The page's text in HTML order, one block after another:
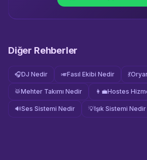
Diğer Rehberler
🎧DJ Nedir 🎺Fasıl Ekibi Nedir 💃
🥁Mehter Takımı Nedir 👩‍💼Hostes
🔊Ses Sistemi Nedir 💡Işık Sistemi Nedir